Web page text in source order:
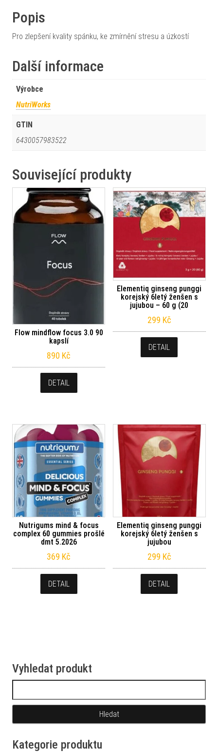
Popis
Pro zlepšení kvality spánku, ke zmírnění stresu a úzkostí
Další informace
Výrobce
NutriWorks
GTIN
6430057983522
Související produkty
Flow mindflow focus 3.0 90
kapslí
890 Kč
DETAIL
Elementiq ginseng punggi
korejský 6letý ženšen s
jujubou – 60 g (20
299 Kč
DETAIL
Nutrigums mind & focus
complex 60 gummies prošlé
dmt 5.2026
369 Kč
DETAIL
Elementiq ginseng punggi
korejský 6letý ženšen s
jujubou
299 Kč
DETAIL
Vyhledat produkt
Kategorie produktu